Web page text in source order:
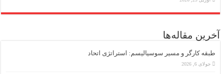
آخرین مقاله‌ها
طبقه کارگر و مسیر سوسیالیسم: استراتژی اتحاد
جولای 6, 2026